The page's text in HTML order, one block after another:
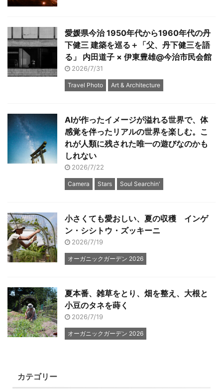
愛媛県今治 1950年代から1960年代の丹
下健三 建築を巡る＋「父、丹下健三を語
る」 内田道子 × 伊東豊雄@今治市民会館
2026/7/31
Travel Photo Art & Architecture
AIが作ったイメージが溢れる世界で、体
感覚を伴ったリアルの世界を楽しむ。こ
れが人類に残された唯一の遊びなのかも
しれない
2026/7/22
Camera Stars Soul Searchin'
小さくても愛おしい、夏の収穫 インゲ
ン・シシトウ・ズッキーニ
2026/7/19
オーガニックガーデン 2026
夏本番、雑草をとり、畑を整え、大根と
小豆のタネを蒔く
2026/7/19
オーガニックガーデン 2026
カテゴリー